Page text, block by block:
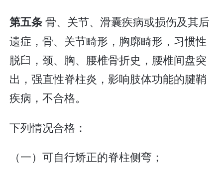
第五条骨、关节、滑囊疾病或损伤及其后
遗症，骨、关节畸形，胸廓畸形，习惯性
脱臼，颈、胸、腰椎骨折史，腰椎间盘突
出，强直性脊柱炎，影响肢体功能的腱鞘
疾病，不合格。
下列情况合格：
（一）可自行矫正的脊柱侧弯；